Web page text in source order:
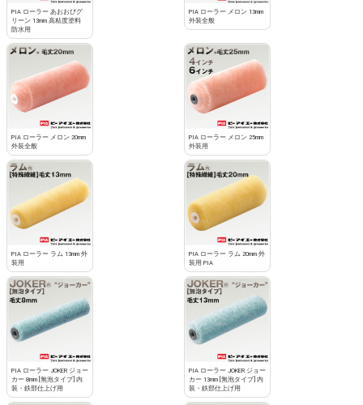
PIA ローラー あおおびグ
リーン 13mm 高粘度塗料
防水用
PIA ローラー メロン 13mm
外装全般
PIA ローラー メロン 20mm
外装全般
PIA ローラー メロン 25mm
外装用
PIA ローラー ラム 13mm 外
装用
PIA ローラー ラム 20mm 外
装用 PIA
PIA ローラー JOKER ジョー
カー 8mm [無泡タイプ] 内
装・鉄部仕上げ用
PIA ローラー JOKER ジョー
カー 13mm [無泡タイプ] 内
装・鉄部仕上げ用